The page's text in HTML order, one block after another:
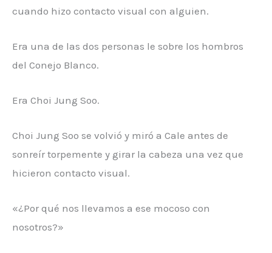
cuando hizo contacto visual con alguien.
Era una de las dos personas le sobre los hombros
del Conejo Blanco.
Era Choi Jung Soo.
Choi Jung Soo se volvió y miró a Cale antes de
sonreír torpemente y girar la cabeza una vez que
hicieron contacto visual.
«¿Por qué nos llevamos a ese mocoso con
nosotros?»